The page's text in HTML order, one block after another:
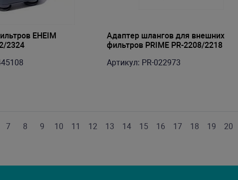
EHEIM
2324
Адаптер шлангов для внешних
фильтров PRIME PR-2208/2218
Артикул: PR-022973
7 8 9 10 11 12 13 14 15 16 17 18 19 20